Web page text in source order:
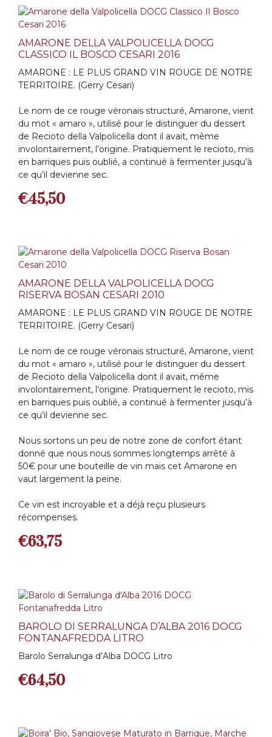
AMARONE DELLA VALPOLICELLA DOCG
CLASSICO IL BOSCO CESARI 2016
AMARONE : LE PLUS GRAND VIN ROUGE DE NOTRE
TERRITOIRE. (Gerry Cesari)
Le nom de ce rouge véronais structuré, Amarone, vient
du mot « amaro », utilisé pour le distinguer du dessert
de Recioto della Valpolicella dont il avait, même
involontairement, l’origine. Pratiquement le recioto, mis
en barriques puis oublié, a continué à fermenter jusqu’à
ce qu’il devienne sec.
€45,50
AMARONE DELLA VALPOLICELLA DOCG
RISERVA BOSAN CESARI 2010
AMARONE : LE PLUS GRAND VIN ROUGE DE NOTRE
TERRITOIRE. (Gerry Cesari)
Le nom de ce rouge véronais structuré, Amarone, vient
du mot « amaro », utilisé pour le distinguer du dessert
de Recioto della Valpolicella dont il avait, même
involontairement, l’origine. Pratiquement le recioto, mis
en barriques puis oublié, a continué à fermenter jusqu’à
ce qu’il devienne sec.
Nous sortons un peu de notre zone de confort étant
donné que nous nous sommes longtemps arrêté à
50€ pour une bouteille de vin mais cet Amarone en
vaut largement la peine.
Ce vin est incroyable et a déjà reçu plusieurs
récompenses.
€63,75
BAROLO DI SERRALUNGA D’ALBA 2016 DOCG
FONTANAFREDDA LITRO
Barolo Serralunga d’Alba DOCG Litro
€64,50